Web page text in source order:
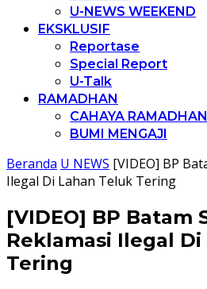
U-NEWS WEEKEND
EKSKLUSIF
Reportase
Special Report
U-Talk
RAMADHAN
CAHAYA RAMADHAN
BUMI MENGAJI
Beranda U NEWS [VIDEO] BP
Ilegal Di Lahan Teluk Tering
[VIDEO] BP Batam
Reklamasi Ilegal
Tering